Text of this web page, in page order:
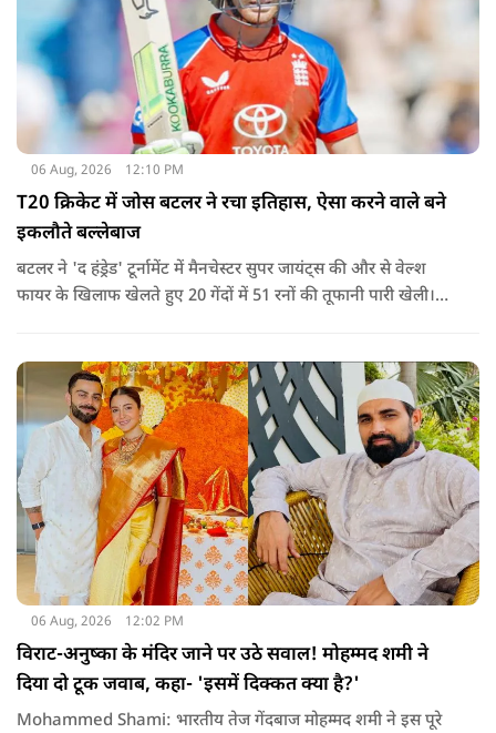
06 Aug, 2026 12:10 PM
T20 क्रिकेट में जोस बटलर ने रचा इतिहास, ऐसा करने वाले बने
इकलौते बल्लेबाज
बटलर ने 'द हंड्रेड' टूर्नामेंट में मैनचेस्टर सुपर जायंट्स की और से वेल्श
फायर के खिलाफ खेलते हुए 20 गेंदों में 51 रनों की तूफानी पारी खेली।
06 Aug, 2026 12:02 PM
विराट-अनुष्का के मंदिर जाने पर उठे सवाल! मोहम्मद शमी ने
दिया दो टूक जवाब, कहा- 'इसमें दिक्कत क्या है?'
Mohammed Shami: भारतीय तेज गेंदबाज मोहम्मद शमी ने इस पूरे